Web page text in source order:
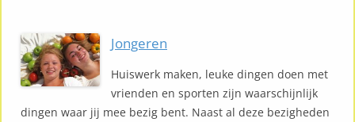
Jongeren
Huiswerk maken, leuke dingen doen met
vrienden en sporten zijn waarschijnlijk
dingen waar jij mee bezig bent. Naast al deze bezigheden